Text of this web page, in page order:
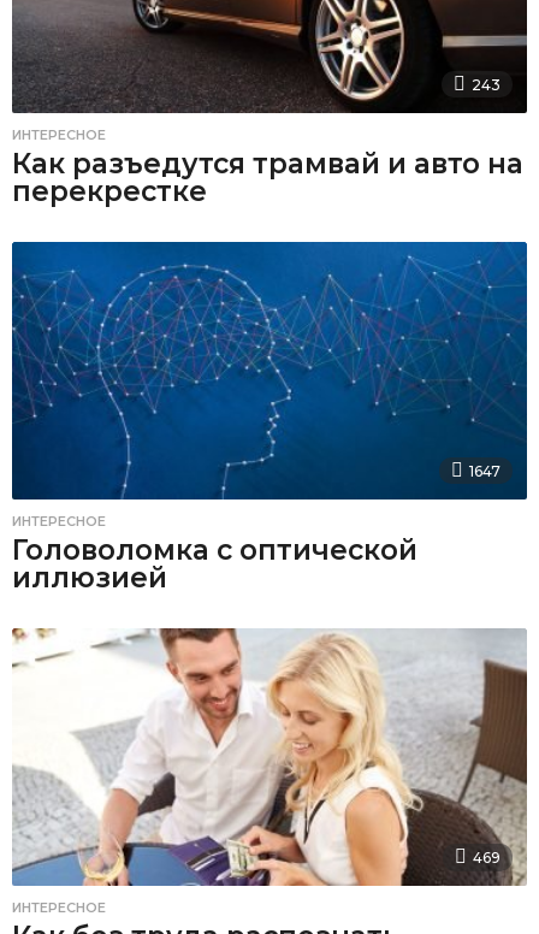
243
ИНТЕРЕСНОЕ
Как разъедутся трамвай и авто на
перекрестке
1647
ИНТЕРЕСНОЕ
Головоломка с оптической
иллюзией
469
ИНТЕРЕСНОЕ